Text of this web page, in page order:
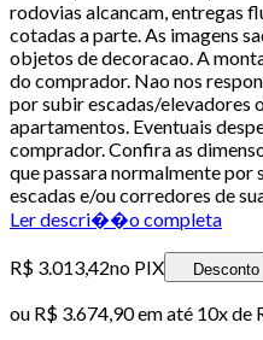
rodovias alcancam, entregas
cotadas a parte. As imagens
objetos de decoracao. A
do comprador. Nao nos
por subir escadas/elevadores
apartamentos. Eventuais
comprador. Confira as
que passara normalmente por
escadas e/ou corredores de
Ler descri��o completa
R$ 3.013,42no PIX Desconto
ou R$ 3.674,90em até 10x de